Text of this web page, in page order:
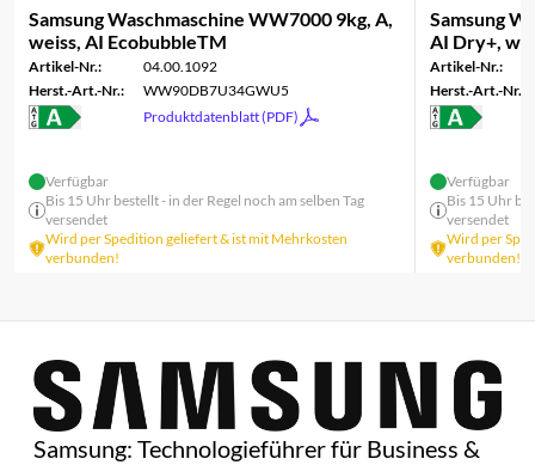
Samsung Waschmaschine WW7000 9kg, A,
weiss, AI EcobubbleTM
Artikel-Nr.:
04.00.1092
Herst.-Art.-Nr.:
WW90DB7U34GWU5
Produktdatenblatt (PDF)
Verfügbar
Bis 15 Uhr bestellt - in der Regel noch am selben Tag
versendet
Wird per Spedition geliefert & ist mit Mehrkosten
verbunden!
Samsung
AI Dry+,
Artikel-Nr.:
Herst.-Art.-Nr.:
Verfügbar
Bis 15 Uhr
versendet
Wird per
verbunden!
Samsung: Technologieführer für Business &